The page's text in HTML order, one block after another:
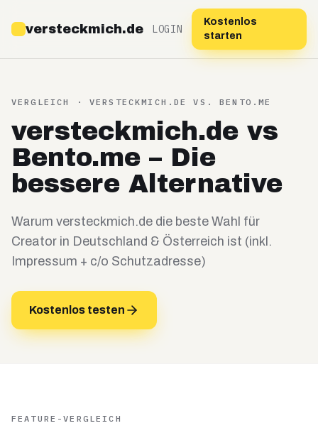
versteckmich.de LOGIN
Kostenlos
starten
VERGLEICH · VERSTECKMICH.DE VS.BENTO.ME
versteckmich.de vs
Bento.me – Die
bessere Alternative
Warum versteckmich.de die beste Wahl für
Creator in Deutschland & Österreich ist (inkl.
Impressum + c/o Schutzadresse)
Kostenlos testen
FEATURE-VERGLEICH